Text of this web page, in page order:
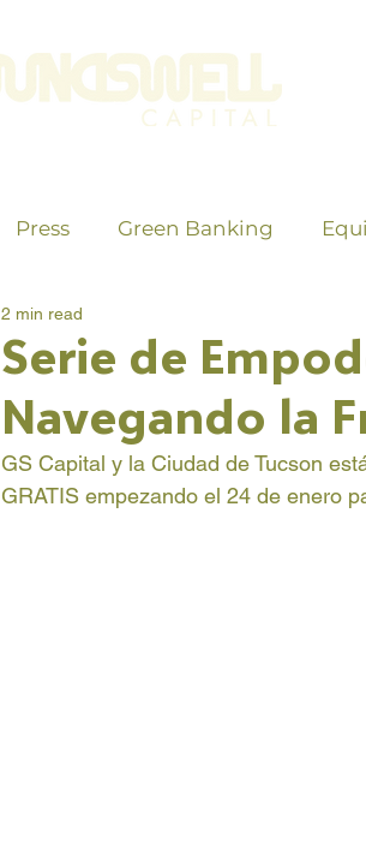
Press Green Banking
Serie de
Navegando la
2 min read
GS Capital y la Ciudad de Tucson
GRATIS empezando el 24 de enero